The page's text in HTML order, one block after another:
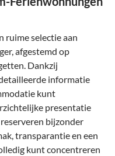
ruime selectie aan
afgestemd op
Dankzij
informatie
kunt
presentatie
bijzonder
transparantie en een
kunt concentreren